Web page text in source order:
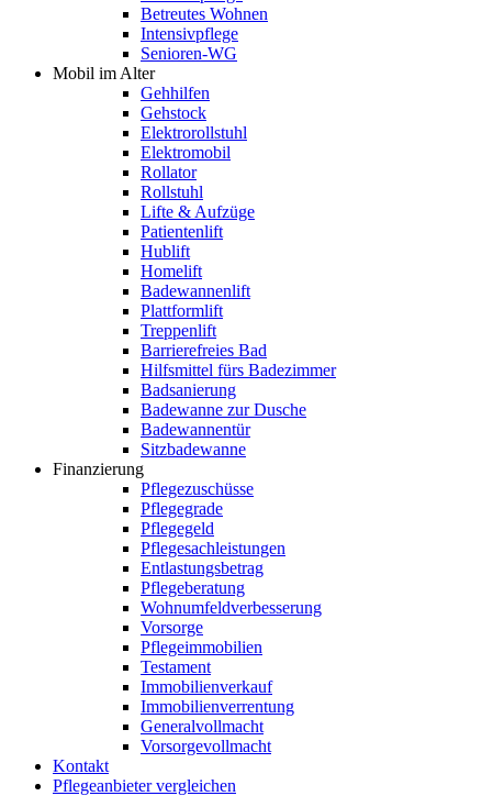
Betreutes Wohnen
Intensivpflege
Senioren-WG
Mobil im Alter
Gehhilfen
Gehstock
Elektrorollstuhl
Elektromobil
Rollator
Rollstuhl
Lifte & Aufzüge
Patientenlift
Hublift
Homelift
Badewannenlift
Plattformlift
Treppenlift
Barrierefreies Bad
Hilfsmittel fürs Badezimmer
Badsanierung
Badewanne zur Dusche
Badewannentür
Sitzbadewanne
Finanzierung
Pflegezuschüsse
Pflegegrade
Pflegegeld
Pflegesachleistungen
Entlastungsbetrag
Pflegeberatung
Wohnumfeldverbesserung
Vorsorge
Pflegeimmobilien
Testament
Immobilienverkauf
Immobilienverrentung
Generalvollmacht
Vorsorgevollmacht
Kontakt
Pflegeanbieter vergleichen